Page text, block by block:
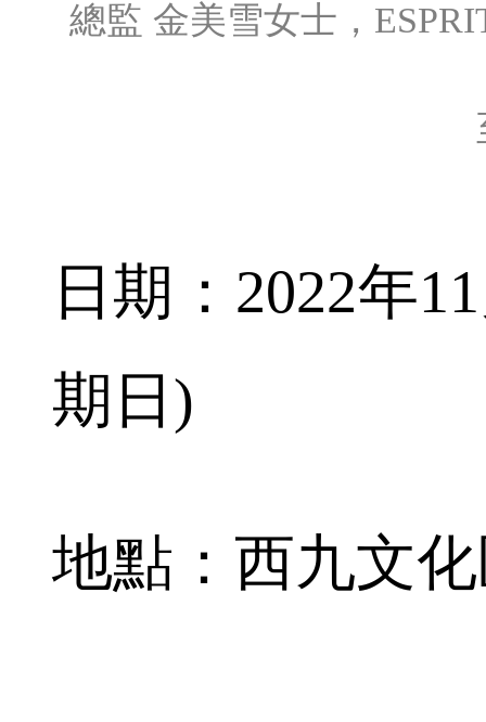
總監 金美雪女士，
日期：2022年
期日)
地點：西九文